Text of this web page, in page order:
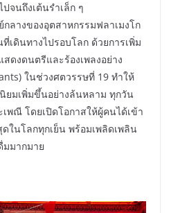
จนถึงเต้นรำเล็ก ๆ
ลางของอุตสาหกรรมฟลาเมงโก
เดินทางไปรอบโลก ด้วยการเพิ่ม
ดงดนตรีและร้องเพลงอย่าง
ในช่วงศตวรรษที่ 19 ทำให้
ยมเพิ่มขึ้นอย่างล้นหลาม ทุกวัน
พณี โดยเปิดโอกาสให้ผู้คนได้เข้า
ในโลกทุกเย็น พร้อมเพลิดเพลิน
มมากมาย